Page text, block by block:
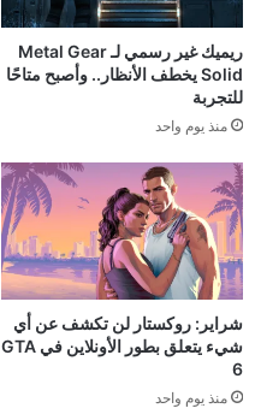
ريميك غير رسمي لـ Metal Gear
Solid يخطف الأنظار.. وأصبح متاحًا
للتجربة
منذ يوم واحد
شراير: روكستار لن تكشف عن أي
شيء يتعلق بطور الأونلاين في GTA
6
منذ يوم واحد